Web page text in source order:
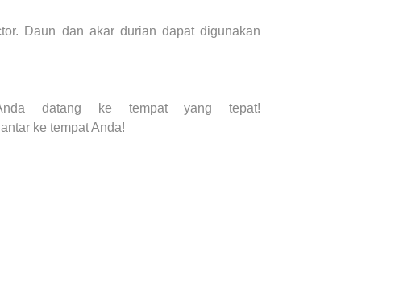
Daun dan akar durian dapat digunakan
datang ke tempat yang tepat!
ke tempat Anda!